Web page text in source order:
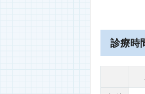
診療時